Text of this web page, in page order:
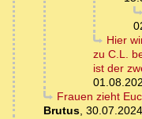
Hier
zu C.L.
ist der
Frauen zieht
Brutus,